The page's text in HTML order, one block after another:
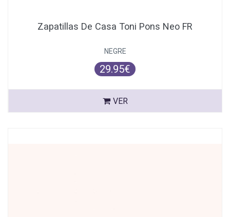
Zapatillas De Casa Toni Pons Neo FR
NEGRE
29.95€
VER